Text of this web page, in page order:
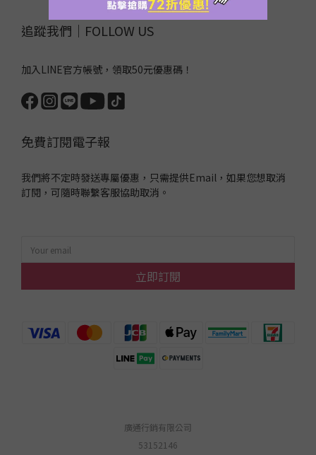
追蹤我們｜FOLLOW US
加入LINE官方帳號，領取50元優惠碼！
免費訂閱電子報
我們將不定時發送專屬優惠，只需提供Email，如果您想取消
訂閱，可隨時聯繫客服協助取消。
立即訂閱
廣通行銷有限公司
53152146